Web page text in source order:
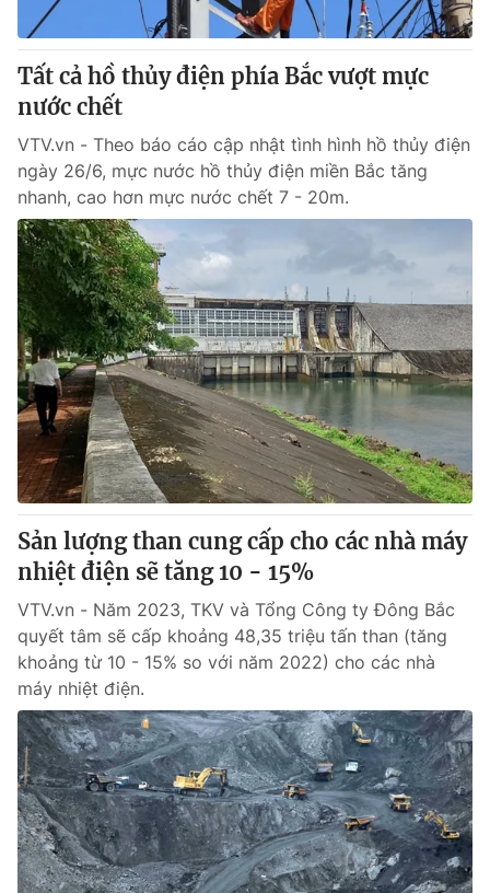
Tất cả hồ thủy điện phía Bắc vượt mực
nước chết
VTV.vn - Theo báo cáo cập nhật tình hình hồ thủy điện
ngày 26/6, mực nước hồ thủy điện miền Bắc tăng
nhanh, cao hơn mực nước chết 7 - 20m.
Sản lượng than cung cấp cho các nhà máy
nhiệt điện sẽ tăng 10 - 15%
VTV.vn - Năm 2023, TKV và Tổng Công ty Đông Bắc
quyết tâm sẽ cấp khoảng 48,35 triệu tấn than (tăng
khoảng từ 10 - 15% so với năm 2022) cho các nhà
máy nhiệt điện.